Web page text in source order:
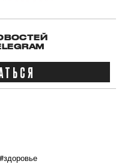
#здоровье